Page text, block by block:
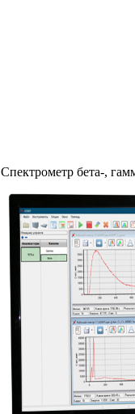
Спектрометр бета-,